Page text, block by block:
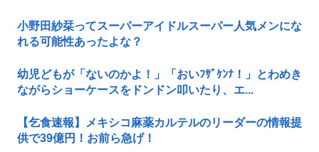
小野田紗栞ってスーパーアイドルスーパー人気メンにな
れる可能性あったよな？
幼児どもが「ないのかよ！」「おいﾌｻﾞｹﾝﾅ！」とわめき
ながらショーケースをドンドン叩いたり、エ...
【乞食速報】メキシコ麻薬カルテルのリーダーの情報提
供で39億円！お前ら急げ！